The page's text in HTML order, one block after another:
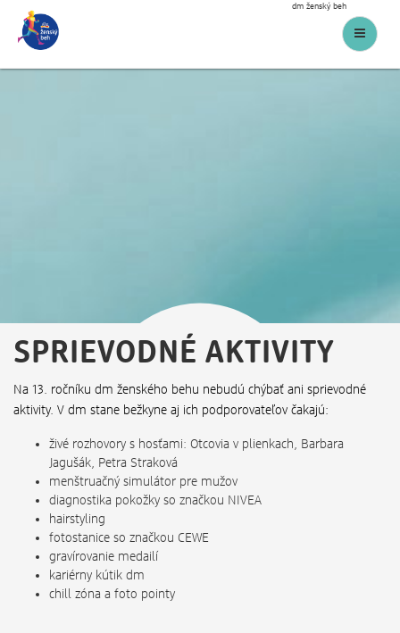
dm ženský beh
Menu
SPRIEVODNÉ AKTIVITY
Na 13. ročníku dm ženského behu nebudú chýbať ani sprievodné
aktivity. V dm stane bežkyne aj ich podporovateľov čakajú:
živé rozhovory s hosťami: Otcovia v plienkach, Barbara
Jagušák, Petra Straková
menštruačný simulátor pre mužov
diagnostika pokožky so značkou NIVEA
hairstyling
fotostanice so značkou CEWE
gravírovanie medailí
kariérny kútik dm
chill zóna a foto pointy